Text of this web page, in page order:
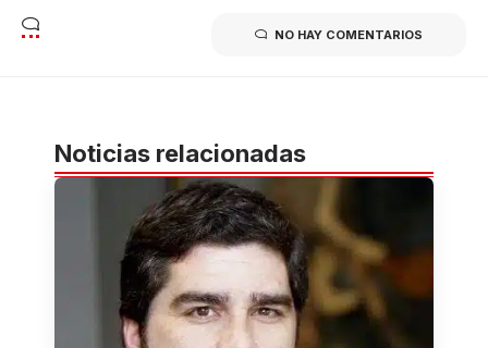
NO HAY COMENTARIOS
Noticias relacionadas